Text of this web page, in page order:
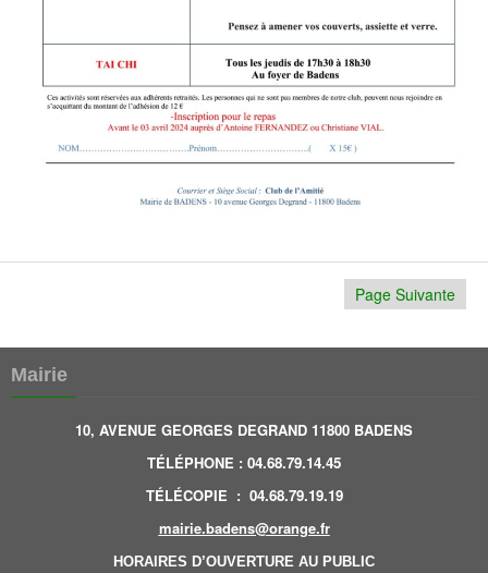
Page Suivante
Mairie
10, AVENUE GEORGES DEGRAND 11800 BADENS
TÉLÉPHONE : 04.68.79.14.45
TÉLÉCOPIE : 04.68.79.19.19
mairie.badens@orange.fr
HORAIRES D’OUVERTURE AU PUBLIC